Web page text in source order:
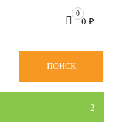
0
0 ₽
ПОИСК